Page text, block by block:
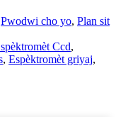
Pwodwi cho yo, Plan sit
Ccd,
, Espèktromèt griyaj,